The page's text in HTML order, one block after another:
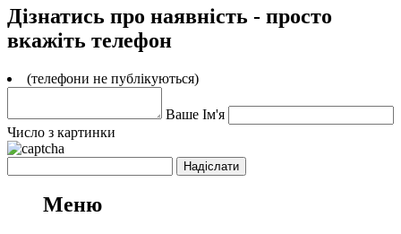
Дізнатись про наявність - просто
вкажіть телефон
(телефони не публікуються)
Ваше Ім'я
Число з картинки
Меню